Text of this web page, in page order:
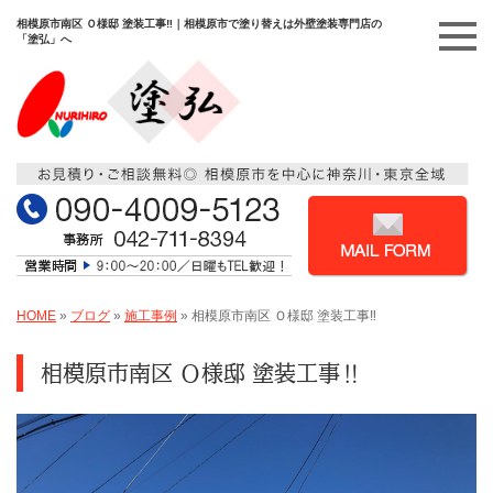
相模原市南区 Ｏ様邸 塗装工事‼️｜相模原市で塗り替えは外壁塗装専門店の
「塗弘」へ
HOME » ブログ » 施工事例 » 相模原市南区 Ｏ様邸 塗装工事‼️
相模原市南区 Ｏ様邸 塗装工事‼️